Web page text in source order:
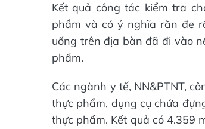
Kết quả công tác kiểm tra
phẩm và có ý nghĩa răn đe
uống trên địa bàn đã đi vào
phẩm.
Các ngành y tế, NN&PTNT,
thực phẩm, dụng cụ chứa
thực phẩm. Kết quả có 4.359